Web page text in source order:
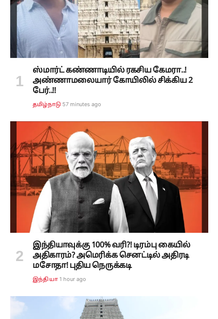
ஸ்மார்ட் கண்ணாடியில் ரகசிய கேமரா..!
அண்ணாமலையார் கோயிலில் சிக்கிய 2
பேர்..!!
தமிழ்நாடு 57 minutes ago
இந்தியாவுக்கு 100% வரி?! டிரம்பு கையில்
அதிகாரம்? அமெரிக்க செனட்டில் அதிரடி
மசோதா! புதிய நெருக்கடி
இந்தியா 1 hour ago